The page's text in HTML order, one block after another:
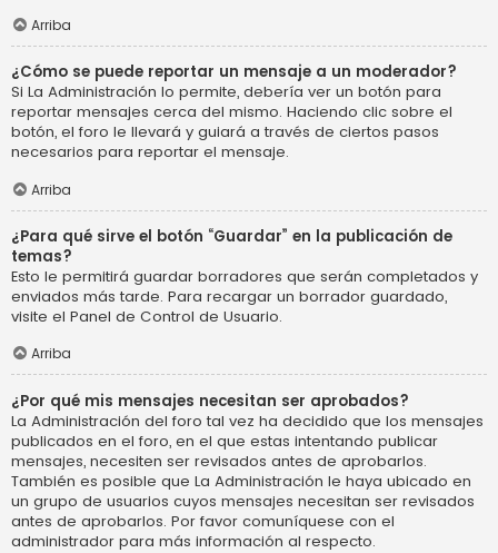
Arriba
¿Cómo se puede reportar un mensaje a un moderador?
Si La Administración lo permite, debería ver un botón para
reportar mensajes cerca del mismo. Haciendo clic sobre el
botón, el foro le llevará y guiará a través de ciertos pasos
necesarios para reportar el mensaje.
Arriba
¿Para qué sirve el botón “Guardar” en la publicación de
temas?
Esto le permitirá guardar borradores que serán completados y
enviados más tarde. Para recargar un borrador guardado,
visite el Panel de Control de Usuario.
Arriba
¿Por qué mis mensajes necesitan ser aprobados?
La Administración del foro tal vez ha decidido que los mensajes
publicados en el foro, en el que estas intentando publicar
mensajes, necesiten ser revisados antes de aprobarlos.
También es posible que La Administración le haya ubicado en
un grupo de usuarios cuyos mensajes necesitan ser revisados
antes de aprobarlos. Por favor comuníquese con el
administrador para más información al respecto.